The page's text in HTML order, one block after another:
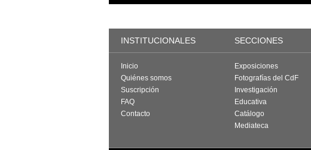
INSTITUCIONALES SECCIONES
Inicio
Quiénes somos
Suscripción
FAQ
Contacto
Exposiciones
Fotografías del CdF
Investigación
Educativa
Catálogo
Mediateca